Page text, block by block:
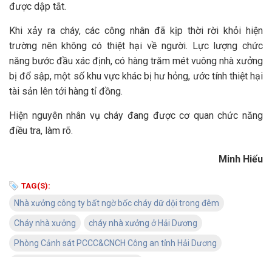
được dập tắt.
Khi xảy ra cháy, các công nhân đã kịp thời rời khỏi hiện
trường nên không có thiệt hại về người. Lực lượng chức
năng bước đầu xác định, có hàng trăm mét vuông nhà xưởng
bị đổ sập, một số khu vực khác bị hư hỏng, ước tính thiệt hại
tài sản lên tới hàng tỉ đồng.
Hiện nguyên nhân vụ cháy đang được cơ quan chức năng
điều tra, làm rõ.
Minh Hiếu
TAG(S):
Nhà xưởng công ty bất ngờ bốc cháy dữ dội trong đêm
Cháy nhà xưởng cháy nhà xưởng ở Hải Dương
Phòng Cảnh sát PCCC&CNCH Công an tỉnh Hải Dương